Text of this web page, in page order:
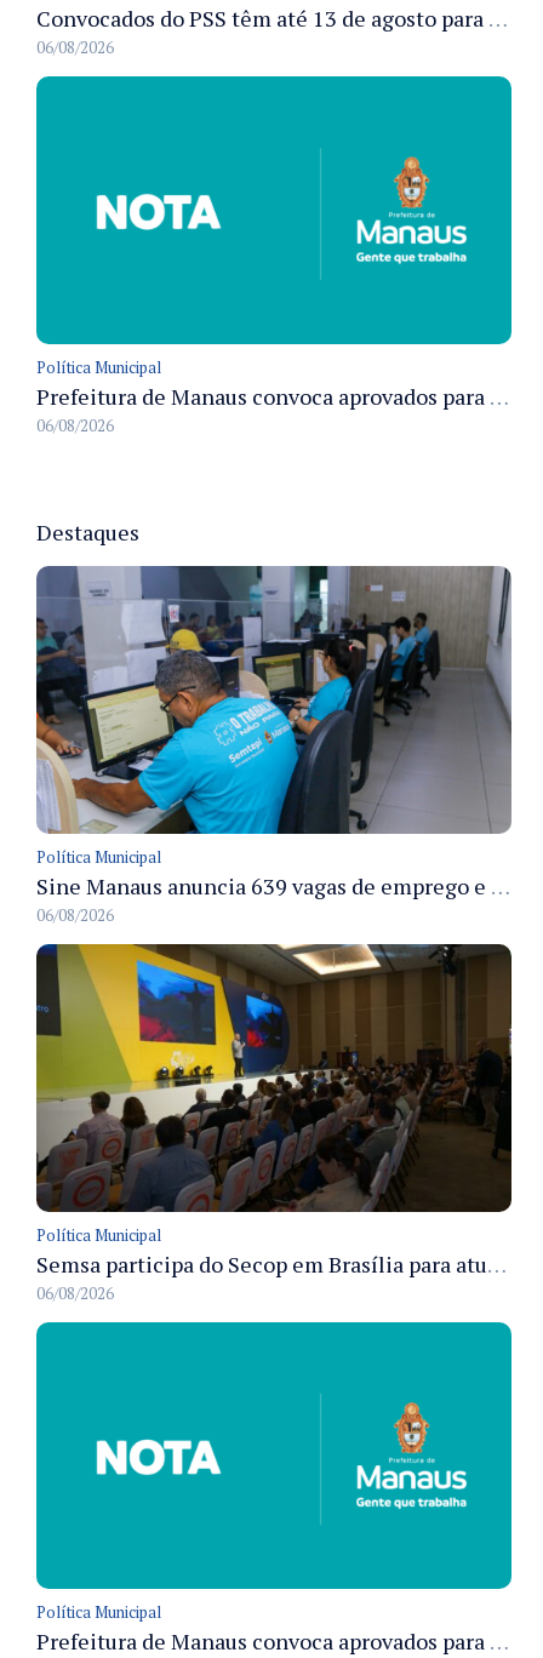
Convocados do PSS têm até 13 de agosto para cumprir pré-admissionais para vacinação antirrábica animal em Manaus
06/08/2026
Política Municipal
Prefeitura de Manaus convoca aprovados para Campanha de Vacinação Antirrábica Animal e fixa prazo para pré-admissão
06/08/2026
Destaques
Política Municipal
Sine Manaus anuncia 639 vagas de emprego e atendimento presencial nesta sexta 7/8
06/08/2026
Política Municipal
Semsa participa do Secop em Brasília para atualizar tecnologia e modernizar gestão pública
06/08/2026
Política Municipal
Prefeitura de Manaus convoca aprovados para Campanha de Vacinação Antirrábica Animal e fixa prazo para pré-admissão